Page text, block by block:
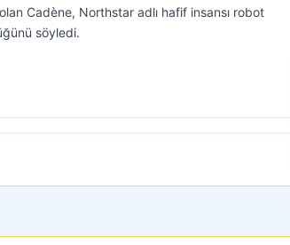
Cadène, Northstar adlı hafif insansı robot
söyledi.